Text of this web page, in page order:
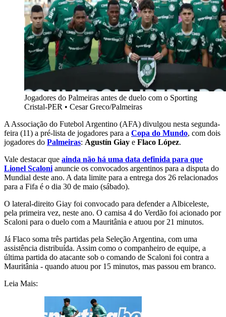
Jogadores do Palmeiras antes de duelo com o Sporting
Cristal-PER • Cesar Greco/Palmeiras
A Associação do Futebol Argentino (AFA) divulgou nesta segunda-
feira (11) a pré-lista de jogadores para a Copa do Mundo, com dois
jogadores do Palmeiras: Agustín Giay e Flaco López.
Vale destacar que ainda não há uma data definida para que
Lionel Scaloni anuncie os convocados argentinos para a disputa do
Mundial deste ano. A data limite para a entrega dos 26 relacionados
para a Fifa é o dia 30 de maio (sábado).
O lateral-direito Giay foi convocado para defender a Albiceleste,
pela primeira vez, neste ano. O camisa 4 do Verdão foi acionado por
Scaloni para o duelo com a Mauritânia e atuou por 21 minutos.
Já Flaco soma três partidas pela Seleção Argentina, com uma
assistência distribuída. Assim como o companheiro de equipe, a
última partida do atacante sob o comando de Scaloni foi contra a
Mauritânia - quando atuou por 15 minutos, mas passou em branco.
Leia Mais: